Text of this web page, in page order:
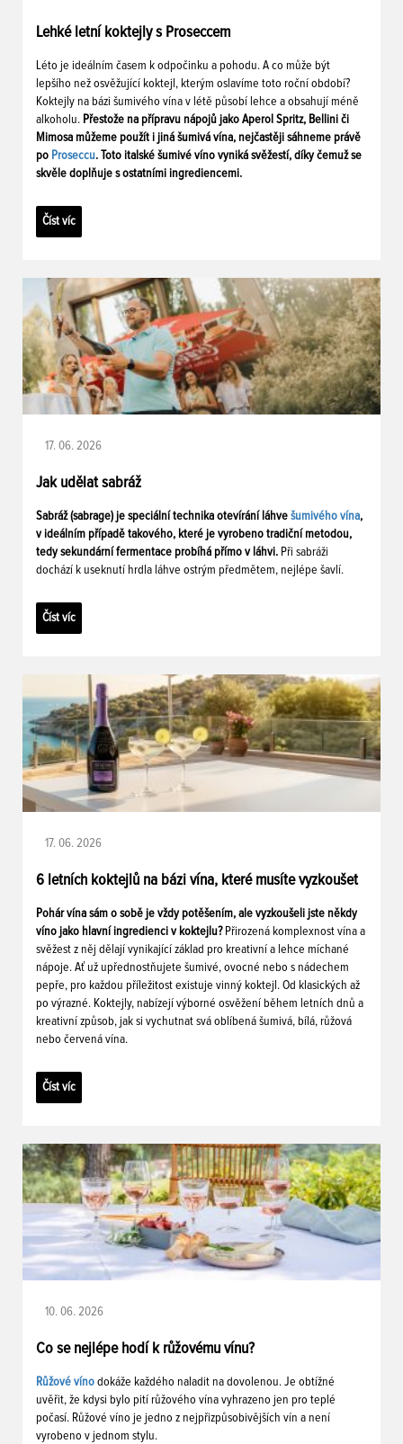
Lehké letní koktejly s Proseccem
Léto je ideálním časem k odpočinku a pohodu. A co může být
lepšího než osvěžující koktejl, kterým oslavíme toto roční období?
Koktejly na bázi šumivého vína v létě působí lehce a obsahují méně
alkoholu. Přestože na přípravu nápojů jako Aperol Spritz, Bellini či
Mimosa můžeme použít i jiná šumivá vína, nejčastěji sáhneme právě
po Proseccu. Toto italské šumivé víno vyniká svěžestí, díky čemuž se
skvěle doplňuje s ostatními ingrediencemi.
Číst víc
17. 06. 2026
Jak udělat sabráž
Sabráž (sabrage) je speciální technika otevírání láhve šumivého vína,
v ideálním případě takového, které je vyrobeno tradiční metodou,
tedy sekundární fermentace probíhá přímo v láhvi. Při sabráži
dochází k useknutí hrdla láhve ostrým předmětem, nejlépe šavlí.
Číst víc
17. 06. 2026
6 letních koktejlů na bázi vína, které musíte vyzkoušet
Pohár vína sám o sobě je vždy potěšením, ale vyzkoušeli jste někdy
víno jako hlavní ingredienci v koktejlu? Přirozená komplexnost vína a
svěžest z něj dělají vynikající základ pro kreativní a lehce míchané
nápoje. Ať už upřednostňujete šumivé, ovocné nebo s nádechem
pepře, pro každou příležitost existuje vinný koktejl. Od klasických až
po výrazné. Koktejly, nabízejí výborné osvěžení během letních dnů a
kreativní způsob, jak si vychutnat svá oblíbená šumivá, bílá, růžová
nebo červená vína.
Číst víc
10. 06. 2026
Co se nejlépe hodí k růžovému vínu?
Růžové víno dokáže každého naladit na dovolenou. Je obtížné
uvěřit, že kdysi bylo pití růžového vína vyhrazeno jen pro teplé
počasí. Růžové víno je jedno z nejpřizpůsobivějších vín a není
vyrobeno v jednom stylu.